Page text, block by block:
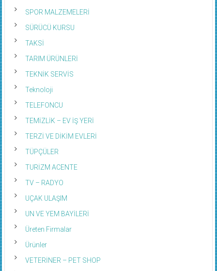
SPOR MALZEMELERİ
SÜRÜCÜ KURSU
TAKSİ
TARIM ÜRÜNLERİ
TEKNİK SERVİS
Teknoloji
TELEFONCU
TEMİZLİK – EV İŞ YERİ
TERZİ VE DİKİM EVLERİ
TÜPÇÜLER
TURİZM ACENTE
TV – RADYO
UÇAK ULAŞIM
UN VE YEM BAYİLERİ
Üreten Firmalar
Ürünler
VETERİNER – PET SHOP